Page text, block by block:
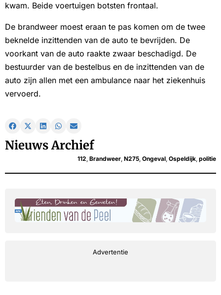
kwam. Beide voertuigen botsten frontaal.
De brandweer moest eraan te pas komen om de twee
beknelde inzittenden van de auto te bevrijden. De
voorkant van de auto raakte zwaar beschadigd. De
bestuurder van de bestelbus en de inzittenden van de
auto zijn allen met een ambulance naar het ziekenhuis
vervoerd.
Nieuws Archief
112, Brandweer, N275, Ongeval, Ospeldijk, politie
Advertentie